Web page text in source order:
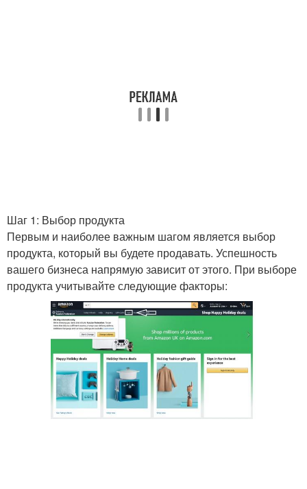
Шаг 1: Выбор продукта
Первым и наиболее важным шагом является выбор
продукта, который вы будете продавать. Успешность
вашего бизнеса напрямую зависит от этого. При выборе
продукта учитывайте следующие факторы: